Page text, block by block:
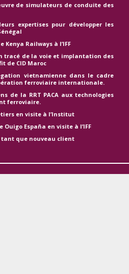
de simulateurs de conduite des
expertises pour développer les
Railways à l’IFF
tracé de la voie et implantation des
de CID Maroc
vietnamienne dans le cadre
ferroviaire internationale.
de la RRT PACA aux technologies
ferroviaire.
en visite à l’Institut
España en visite à l’IFF
tant que nouveau client